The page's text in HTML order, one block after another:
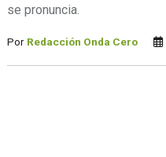
se pronuncia.
Por Redacción Onda Cero